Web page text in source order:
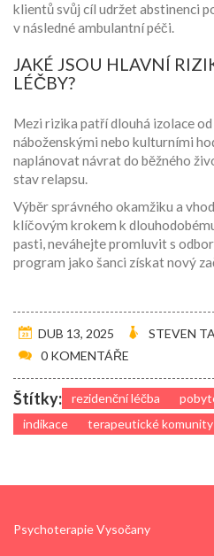
klientů svůj cíl udržet abstinenci
v následné ambulantní péči.
JAKÉ JSOU HLAVNÍ
LÉČBY?
Mezi rizika patří dlouhá izolace
náboženskými nebo kulturními
naplánovat návrat do běžného
stav relapsu.
Výběr správného okamžiku a
klíčovým krokem k
pasti, neváhejte promluvit s
program jako šanci získat nový
DUB 13, 2025
STEVEN
0 KOMENTÁŘE
Štítky: rezidenční léčba
indikace
terapeutické komunity
Psychoterapie Vysočany